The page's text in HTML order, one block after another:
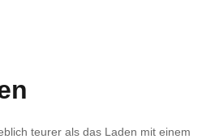
teurer als das Laden mit einem